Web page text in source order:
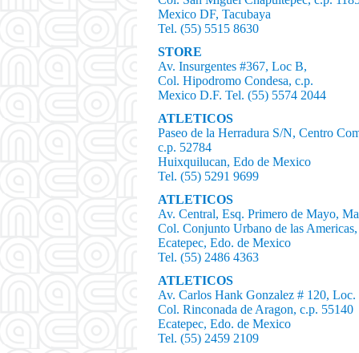
Mexico DF, Tacubaya
Tel. (55) 5515 8630
STORE
Av. Insurgentes #367, Loc B,
Col. Hipodromo Condesa, c.p.
Mexico D.F. Tel. (55) 5574 2044
ATLETICOS
Paseo de la Herradura S/N, Centro
c.p. 52784
Huixquilucan, Edo de Mexico
Tel. (55) 5291 9699
ATLETICOS
Av. Central, Esq. Primero de Mayo,
Col. Conjunto Urbano de las
Ecatepec, Edo. de Mexico
Tel. (55) 2486 4363
ATLETICOS
Av. Carlos Hank Gonzalez # 120,
Col. Rinconada de Aragon, c.p. 55140
Ecatepec, Edo. de Mexico
Tel. (55) 2459 2109